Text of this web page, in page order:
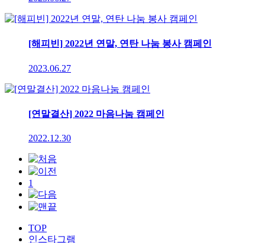
[해피빈] 2022년 연말, 연탄 나눔 봉사 캠페인
2023.06.27
[연말결산] 2022 마음나눔 캠페인
2022.12.30
1
TOP
인스타그램